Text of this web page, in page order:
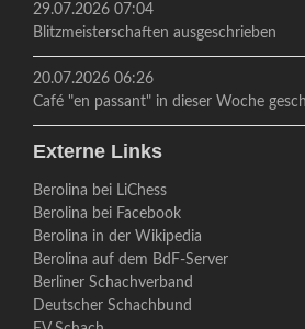
29.07.2026 07:04
Blitzmeisterschaften ausgeschrieben
20.07.2026 06:26
Café "en passant" in dieser Woche
Externe Links
Berolina bei LiChess
Berolina bei Facebook
Berolina in der Wikipedia
Berolina auf dem BdF-Server
Berliner Schachverband
Deutscher Schachbund